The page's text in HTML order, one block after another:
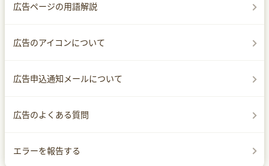
広告ページの用語解説
広告のアイコンについて
広告申込通知メールについて
広告のよくある質問
エラーを報告する